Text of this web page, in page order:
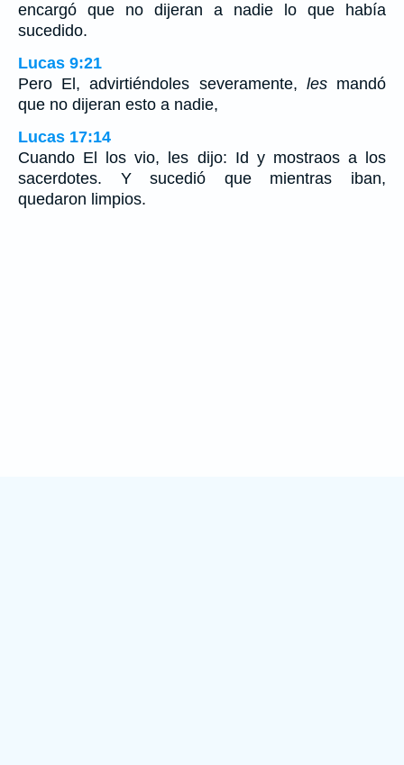
encargó que no dijeran a nadie lo que había
sucedido.
Lucas 9:21
Pero El, advirtiéndoles severamente, lesmandó
que no dijeran esto a nadie,
Lucas 17:14
Cuando El los vio, les dijo: Id y mostraos a los
sacerdotes. Y sucedió que mientras iban,
quedaron limpios.